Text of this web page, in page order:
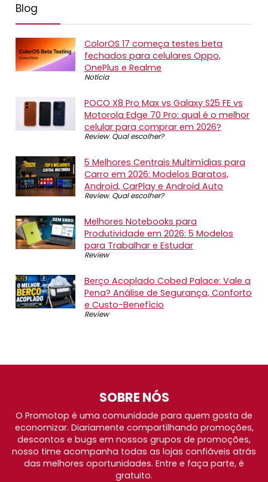
Blog
ColorOS 17 começa testes beta
fechados para celulares Oppo,
OnePlus e Realme
Notícia
POCO X8 Pro Max vs Galaxy S25 FE vs
Motorola Edge 70 Pro: qual é o melhor
celular para comprar em 2026?
Review, Qual escolher?
5 Melhores Centrais Multimídias para
Carro em 2026: Modelos Baratos,
Android, CarPlay e Android Auto
Review, Qual escolher?
Melhores Notebooks para
Produtividade em 2026: 5 Modelos
para Trabalhar e Estudar
Review
Berço Acoplado Cobed Palace: Vale a
Pena? Análise de Segurança, Conforto
e Custo-Benefício
Review
SOBRE NÓS
O Promotop é uma comunidade para quem gosta de
economizar. Diariamente compartilhando promoções,
descontos e bugs em nossos grupos de promoções,
nosso time acompanha todas as lojas confiáveis atrás
das melhores oportunidades. Entre e faça parte, é
gratuito.